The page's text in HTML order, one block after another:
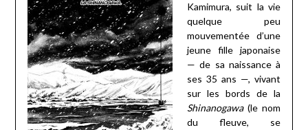
Kamimura, suit la vie
quelque peu
mouvementée d’une
jeune fille japonaise
— de sa naissance à
ses 35 ans —, vivant
sur les bords de la
Shinanogawa (le nom
du fleuve, se